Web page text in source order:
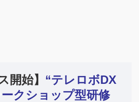
開始】 “テレロボDX
クショップ型研修